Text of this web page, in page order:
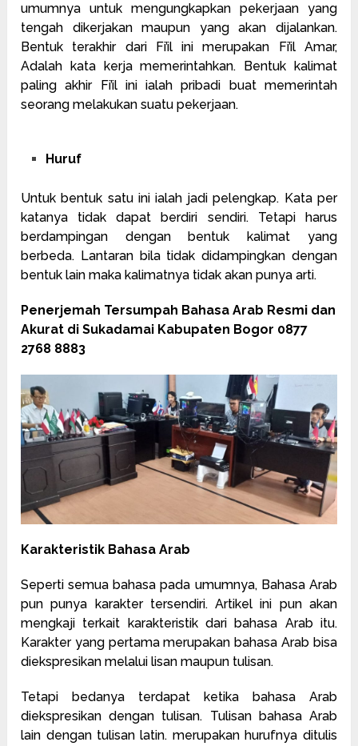
umumnya untuk mengungkapkan pekerjaan yang
tengah dikerjakan maupun yang akan dijalankan.
Bentuk terakhir dari Fi’il ini merupakan Fi’il Amar,
Adalah kata kerja memerintahkan. Bentuk kalimat
paling akhir Fi’il ini ialah pribadi buat memerintah
seorang melakukan suatu pekerjaan.
Huruf
Untuk bentuk satu ini ialah jadi pelengkap. Kata per
katanya tidak dapat berdiri sendiri. Tetapi harus
berdampingan dengan bentuk kalimat yang
berbeda. Lantaran bila tidak didampingkan dengan
bentuk lain maka kalimatnya tidak akan punya arti.
Penerjemah Tersumpah Bahasa Arab Resmi dan
Akurat di Sukadamai Kabupaten Bogor 0877
2768 8883
Karakteristik Bahasa Arab
Seperti semua bahasa pada umumnya, Bahasa Arab
pun punya karakter tersendiri. Artikel ini pun akan
mengkaji terkait karakteristik dari bahasa Arab itu.
Karakter yang pertama merupakan bahasa Arab bisa
diekspresikan melalui lisan maupun tulisan.
Tetapi bedanya terdapat ketika bahasa Arab
diekspresikan dengan tulisan. Tulisan bahasa Arab
lain dengan tulisan latin. merupakan hurufnya ditulis